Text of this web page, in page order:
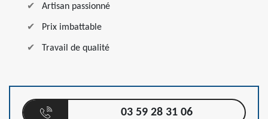
Artisan passionné
Prix imbattable
Travail de qualité
03 59 28 31 06